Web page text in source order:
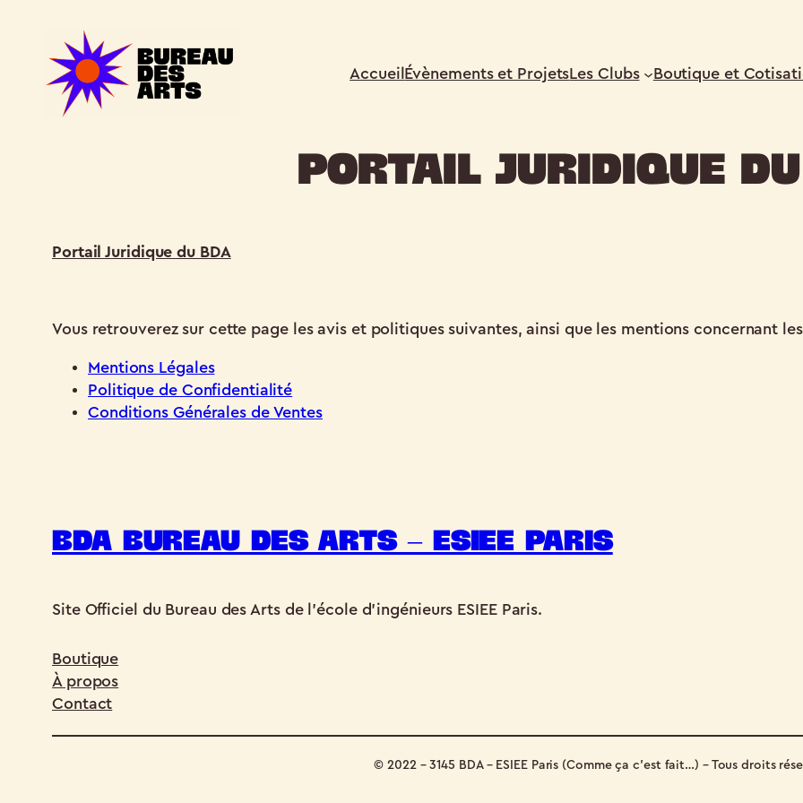
contenu
Accueil Évènements et ProjetsLes Clubs Boutique et
Portail Juridique du
Portail Juridique du BDA
Vous retrouverez sur cette page les avis et politiques suivantes, ainsi que les mentions concernant
Mentions Légales
Politique de Confidentialité
Conditions Générales de Ventes
BDA Bureau des Arts – ESIEE Paris
Site Officiel du Bureau des Arts de l'école d'ingénieurs ESIEE Paris.
Boutique
À propos
Contact
©️ 2022 – 3145 BDA – ESIEE Paris (Comme ça c’est fait…) – Tous droits